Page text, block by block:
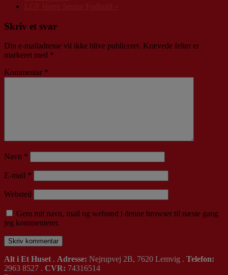
Skriv et svar
Din e-mailadresse vil ikke blive publiceret. Krævede felter er
markeret med *
Kommentar *
Navn *
E-mail *
Websted
Gem mit navn, mail og websted i denne browser til næste gang
jeg kommenterer.
Alt i Et Huset . Adresse: Nejrupvej 2B, 7620 Lemvig . Telefon:
2963 8527 . CVR: 74316514